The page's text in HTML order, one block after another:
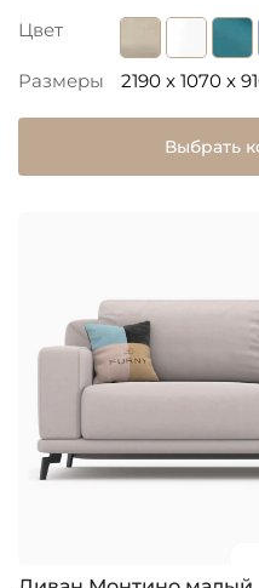
Цвет
Размеры 2190 x 1070 x
Выбрать